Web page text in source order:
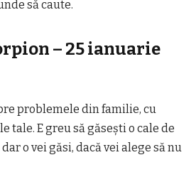
să caute.
– 25 ianuarie
problemele din familie, cu
tale. E greu să găsești o cale de
o vei găsi, dacă vei alege să nu